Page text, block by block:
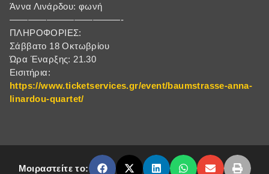
Άννα Λινάρδου: φωνή
————————————-
ΠΛΗΡΟΦΟΡΙΕΣ:
Σάββατο 18 Οκτωβρίου
Ώρα Έναρξης: 21.30
Εισιτήρια:
https://www.ticketservices.gr/event/baumstrasse-anna-
linardou-quartet/
Μοιραστείτε το: